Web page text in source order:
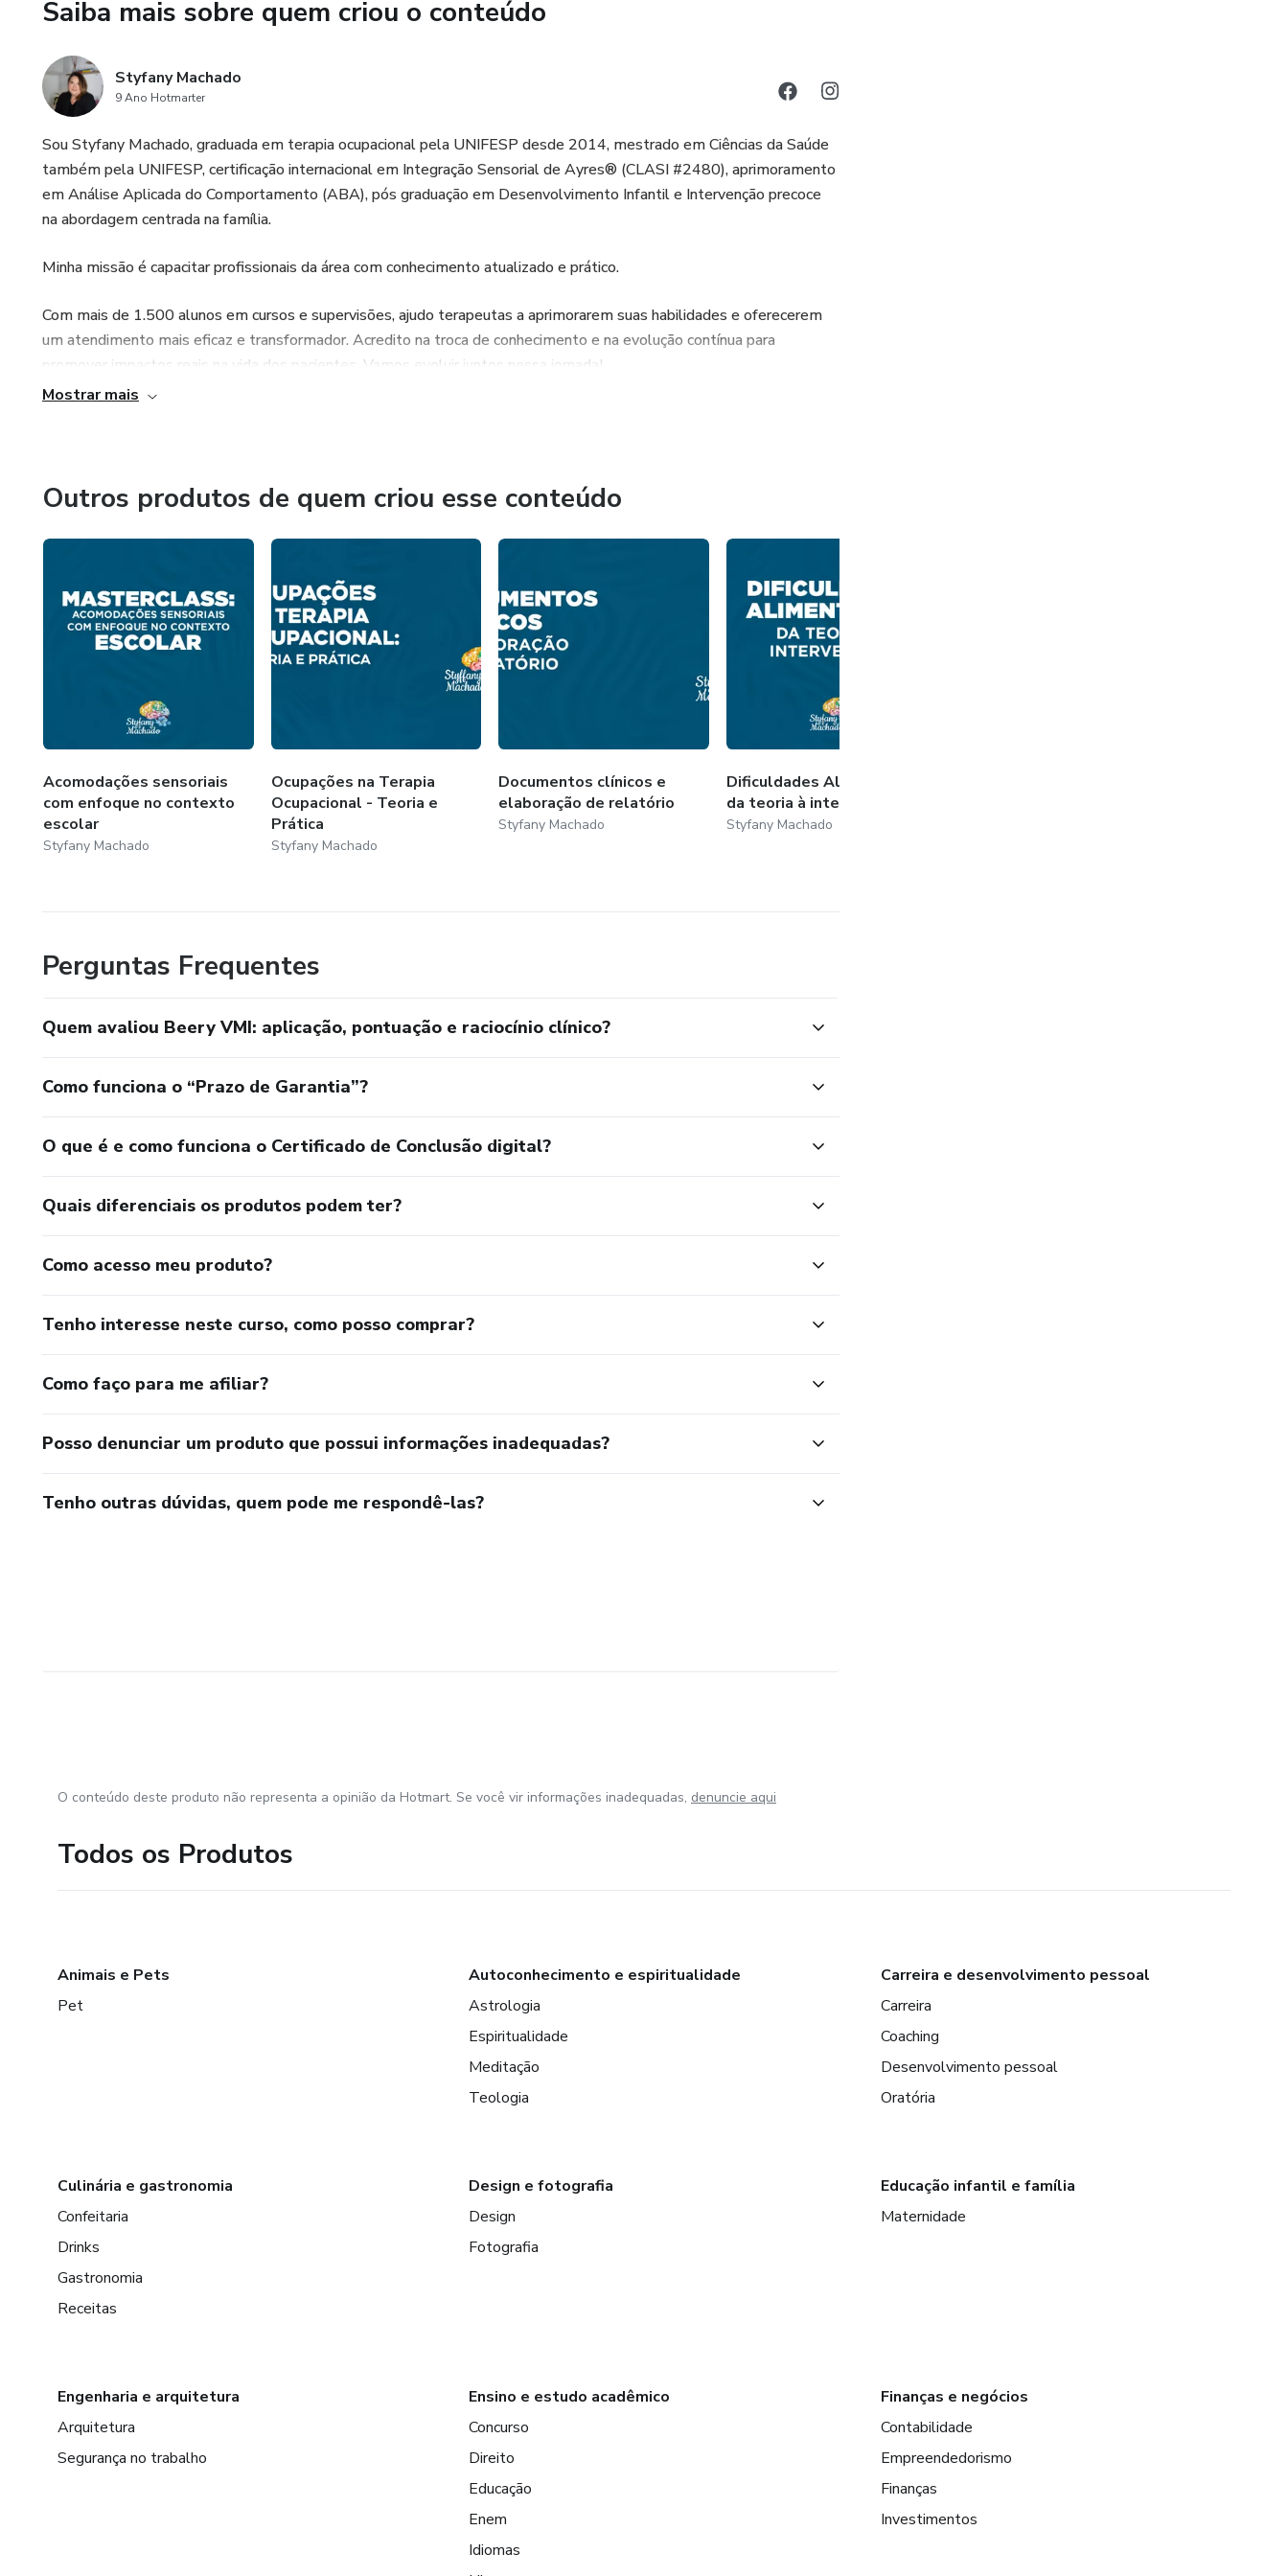
intervenções mais direcionadas e eficazes.
Saiba mais sobre quem criou o conteúdo
Styfany Machado
9 Ano Hotmarter
Sou Styfany Machado, graduada em terapia ocupacional pela UNIFESP desde 2014, mestrado em Ciências da Saúde
também pela UNIFESP, certificação internacional em Integração Sensorial de Ayres® (CLASI #2480), aprimoramento
em Análise Aplicada do Comportamento (ABA), pós graduação em Desenvolvimento Infantil e Intervenção precoce
na abordagem centrada na família.
Minha missão é capacitar profissionais da área com conhecimento atualizado e prático.
Com mais de 1.500 alunos em cursos e supervisões, ajudo terapeutas a aprimorarem suas habilidades e oferecerem
um atendimento mais eficaz e transformador. Acredito na troca de conhecimento e na evolução contínua para
promover impactos reais na vida dos pacientes. Vamos evoluir juntos nessa jornada!
Mostrar mais
Outros produtos de quem criou esse conteúdo
Acomodações sensoriais
com enfoque no contexto
escolar
Styfany Machado
Ocupações na Terapia
Ocupacional - Teoria e
Prática
Styfany Machado
Documentos clínicos e
elaboração de relatório
Styfany Machado
Dificuldades Alimentares:
da teoria à intervenção
Styfany Machado
Perguntas Frequentes
Quem avaliou Beery VMI: aplicação, pontuação e raciocínio clínico?
Como funciona o “Prazo de Garantia”?
O que é e como funciona o Certificado de Conclusão digital?
Quais diferenciais os produtos podem ter?
Como acesso meu produto?
Tenho interesse neste curso, como posso comprar?
Como faço para me afiliar?
Posso denunciar um produto que possui informações inadequadas?
Tenho outras dúvidas, quem pode me respondê-las?
O conteúdo deste produto não representa a opinião da Hotmart. Se você vir informações inadequadas, denuncie aqui
Todos os Produtos
Animais e Pets
Pet
Autoconhecimento e espiritualidade
Astrologia
Espiritualidade
Meditação
Teologia
Carreira e desenvolvimento pessoal
Carreira
Coaching
Desenvolvimento pessoal
Oratória
Culinária e gastronomia
Confeitaria
Drinks
Gastronomia
Receitas
Design e fotografia
Design
Fotografia
Educação infantil e família
Maternidade
Engenharia e arquitetura
Arquitetura
Segurança no trabalho
Ensino e estudo acadêmico
Concurso
Direito
Educação
Enem
Idiomas
Finanças e negócios
Contabilidade
Empreendedorismo
Finanças
Investimentos